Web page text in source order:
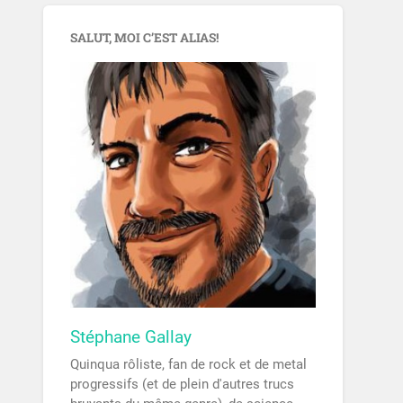
SALUT, MOI C’EST ALIAS!
Stéphane Gallay
Quinqua rôliste, fan de rock et de metal
progressifs (et de plein d'autres trucs